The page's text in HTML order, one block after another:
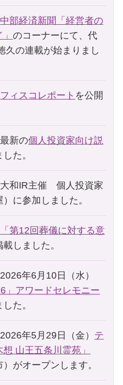
中部経済新聞「経営者の
」のコーナーにて、代
久の連載が始まりまし
フィスコレポート を公開
新の個人投資家向け説
た。
和IR主催 個人投資家
に参加しました。
「第12回葬儀に対する意
載しました。
年6月10日（水）
」アワードセレモニー
た。
年5月29日（金） テ
山王五条川霊苑」
）がオープンします。